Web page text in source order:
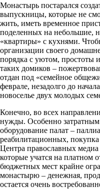
Монастырь постарался
выпускницы, которые не
жить, иметь временное
поделенных на небольшие,
«квартиры» с кухнями.
организации своего
порядка с уютом, простоты
таких домиков –
отдан под «семейное
феврале, незадолго до
новоселье двух молодых
Конечно, во всех
нужды. Особенно затратным
оборудование палат –
реабилитационных,
Центра православных медиа
которые учатся на платном
бюджетных мест крайне
монастырю – денежная,
остается очень